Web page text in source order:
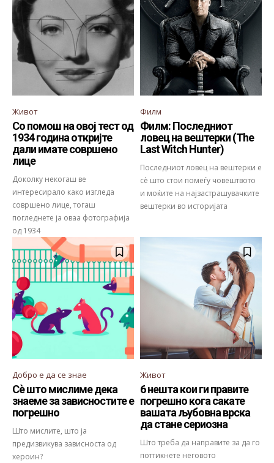
Живот
Со помош на овој тест од
1934 година откријте
дали имате совршено
лице
Доколку некогаш ве
интересирало како изгледа
совршено лице, тогаш
погледнете ја оваа фотографија
од 1934
Филм
Филм: Последниот
ловец на вештерки (The
Last Witch Hunter)
Последниот ловец на вештерки е
сè што стои помеѓу човештвото
и моќите на најзастрашувачките
вештерки во историјата
Добро е да се знае
Сè што мислиме дека
знаеме за зависностите е
погрешно
Што мислите, што ја
предизвикува зависноста од
хероин?
Живот
6 нешта кои ги правите
погрешно кога сакате
вашата љубовна врска
да стане сериозна
Што треба да направите за да го
поттикнете неговото